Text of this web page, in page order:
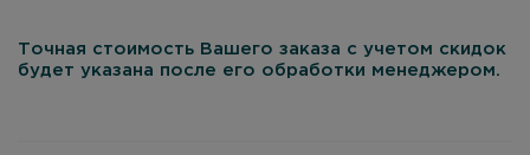
Точная стоимость Вашего заказа с учетом скидок
будет указана после его обработки менеджером.